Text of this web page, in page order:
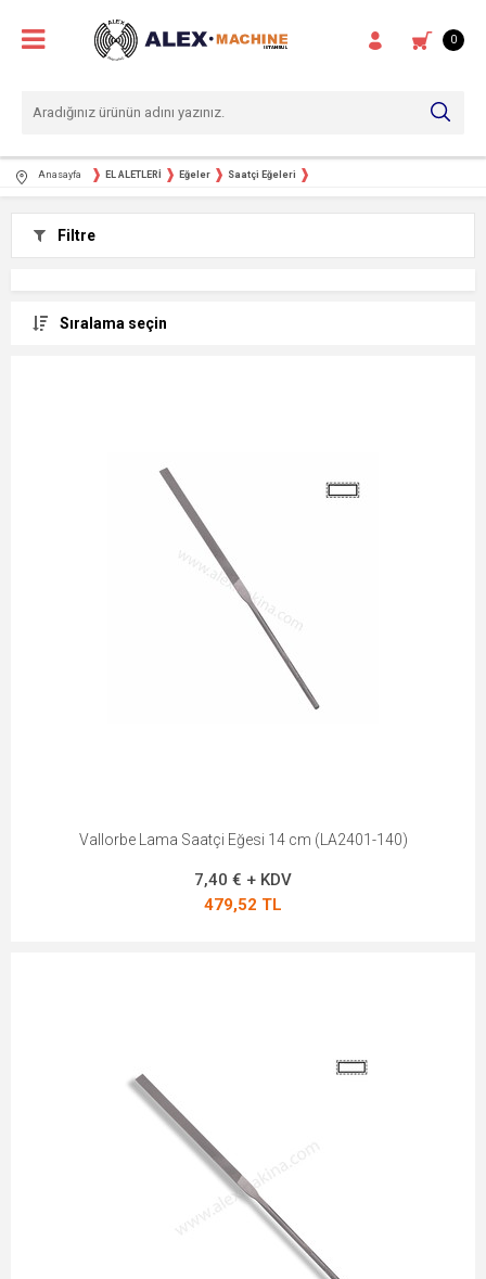
0
Anasayfa EL ALETLERİ Eğeler Saatçi Eğeleri
Filtre
Sıralama seçin
Vallorbe Lama Saatçi Eğesi 14 cm (LA2401-140)
7,40 € + KDV
479,52 TL